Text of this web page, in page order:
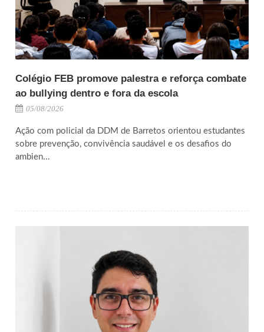
Colégio FEB promove palestra e reforça combate
ao bullying dentro e fora da escola
05/08/2026
Ação com policial da DDM de Barretos orientou estudantes
sobre prevenção, convivência saudável e os desafios do
ambien...